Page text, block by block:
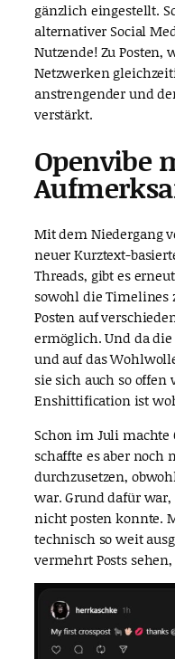
gänzlich eingestellt.
alternativer Social
Nutzende! Zu
Netzwerken
anstrengender und
verstärkt.
Openvibe
Mit dem Niedergang
neuer Kurztext-
Threads, gibt es
sowohl die Timelines
Posten auf
ermöglich. Und da
und auf das
sie sich auch so offen
Enshittification ist
Schon im Juli
schaffte es aber noch
durchzusetzen,
war. Grund dafür
nicht posten konnte.
technisch so weit
vermehrt Posts